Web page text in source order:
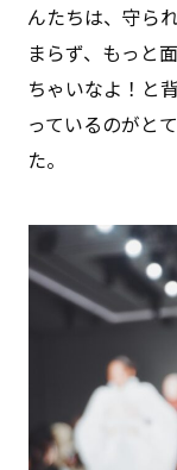
んたちは、守ら
まらず、もっと
ちゃいなよ！と
っているのがと
た。